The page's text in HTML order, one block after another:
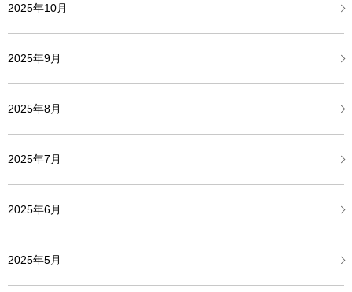
2025年10月
2025年9月
2025年8月
2025年7月
2025年6月
2025年5月